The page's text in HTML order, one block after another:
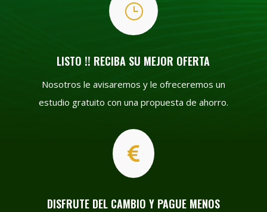
}
LISTO !! RECIBA SU MEJOR OFERTA
Nosotros le avisaremos y le ofreceremos un
estudio gratuito con una propuesta de ahorro.

DISFRUTE DEL CAMBIO Y PAGUE MENOS